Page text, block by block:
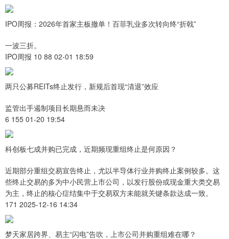
IPO周报：2026年首家主板撤单！百菲乳业多次转向终“折戟”
一波三折。
IPO周报 10 88 02-01 18:59
两只公募REITs终止发行，新规后首现“清退”效应
监管出手遏制项目长期悬而未决
6 155 01-20 19:54
科创板七成并购已完成，近期频现重组终止是何原因？
近期部分重组交易宣告终止，尤以半导体行业并购终止案例较多。这
些终止交易的多为中小民营上市公司，以发行股份或现金重大类交易
为主，终止的核心症结集中于交易双方未能就关键条款达成一致。
171 2025-12-16 14:34
梦天家居跨界、易主“闪电”告吹，上市公司并购重组难在哪？